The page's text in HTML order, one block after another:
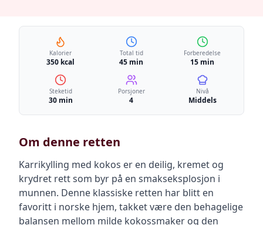
Kalorier
350 kcal
Total tid
45 min
Forberedelse
15 min
Steketid
30 min
Porsjoner
4
Nivå
Middels
Om denne retten
Karrikylling med kokos er en deilig, kremet og
krydret rett som byr på en smakseksplosjon i
munnen. Denne klassiske retten har blitt en
favoritt i norske hjem, takket være den behagelige
balansen mellom milde kokossmaker og den